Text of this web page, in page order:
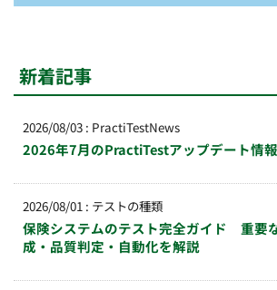
新着記事
2026/08/03 : PractiTestNews
2026年7月のPractiTestアップデート情報
2026/08/01 : テストの種類
保険システムのテスト完全ガイド 重要
成・品質判定・自動化を解説